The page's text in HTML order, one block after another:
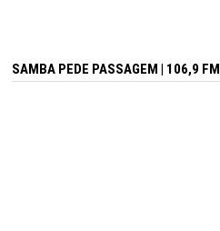
SAMBA PEDE PASSAGEM | 106,9 FM